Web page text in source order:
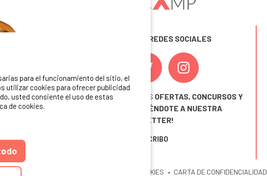
SÍGUENOS EN LAS REDES SOCIALES
¡ Y NO TE PIERDAS NUESTRAS OFERTAS, CONCURSOS Y
INSCRIBIÉNDOTE A NUESTRA
NEWSLETTER!
ME INSCRIBO
CGU DEL SITIO COOKIES CARTA DE CONFIDENCIALIDAD
para el funcionamiento del sitio, el
utilizar cookies para ofrecer publicidad
usted consiente el uso de estas
de cookies.